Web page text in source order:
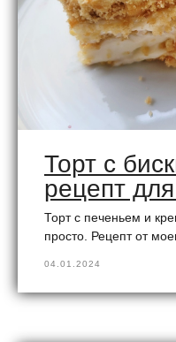
Торт с
рецепт
Торт с печеньем и
просто. Рецепт от
04.01.2024